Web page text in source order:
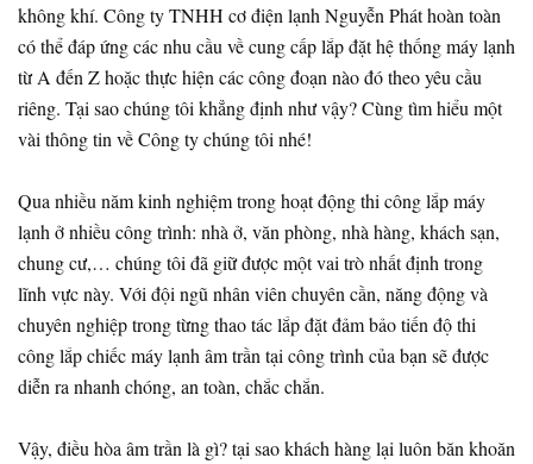
không khí. Công ty TNHH cơ điện lạnh Nguyễn Phát hoàn toàn
có thể đáp ứng các nhu cầu về cung cấp lắp đặt hệ thống máy lạnh
từ A đến Z hoặc thực hiện các công đoạn nào đó theo yêu cầu
riêng. Tại sao chúng tôi khẳng định như vậy? Cùng tìm hiểu một
vài thông tin về Công ty chúng tôi nhé!
Qua nhiều năm kinh nghiệm trong hoạt động thi công lắp máy
lạnh ở nhiều công trình: nhà ở, văn phòng, nhà hàng, khách sạn,
chung cư,… chúng tôi đã giữ được một vai trò nhất định trong
lĩnh vực này. Với đội ngũ nhân viên chuyên cần, năng động và
chuyên nghiệp trong từng thao tác lắp đặt đảm bảo tiến độ thi
công lắp chiếc máy lạnh âm trần tại công trình của bạn sẽ được
diễn ra nhanh chóng, an toàn, chắc chắn.
Vậy, điều hòa âm trần là gì? tại sao khách hàng lại luôn băn khoăn